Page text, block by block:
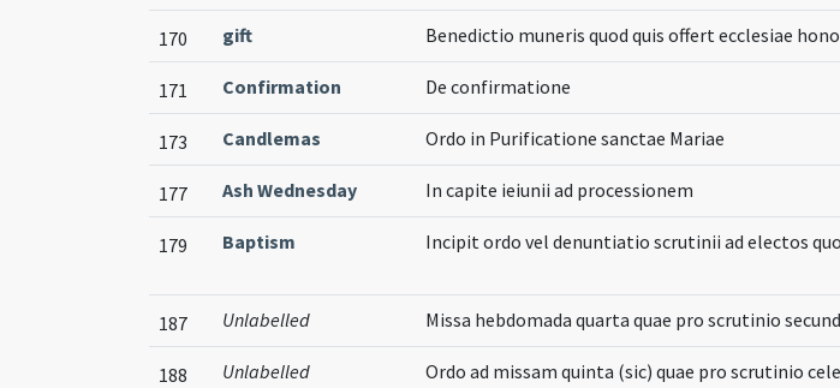
170 gift Benedictio muneris quod quis offert ecclesiae
171 Confirmation De confirmatione
173 Candlemas Ordo in Purificatione sanctae Mariae
177 Ash Wednesday In capite ieiunii ad processionem
179 Baptism Incipit ordo vel denuntiatio scrutinii ad electos
187 Unlabelled Missa hebdomada quarta quae pro scrutinio
188 Unlabelled Ordo ad missam quinta (sic) quae pro scrutinio